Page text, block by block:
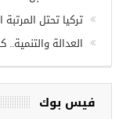
أردوغان يفتتح
الأحد المقبل
تركيا تحتل المرتبة